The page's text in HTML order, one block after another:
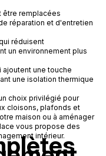
être remplacées
réparation et d'entretien
réduisent
un environnement plus
ajoutent une touche
une isolation thermique
choix privilégié pour
cloisons, plafonds et
maison ou à aménager
vous propose des
intérieur.